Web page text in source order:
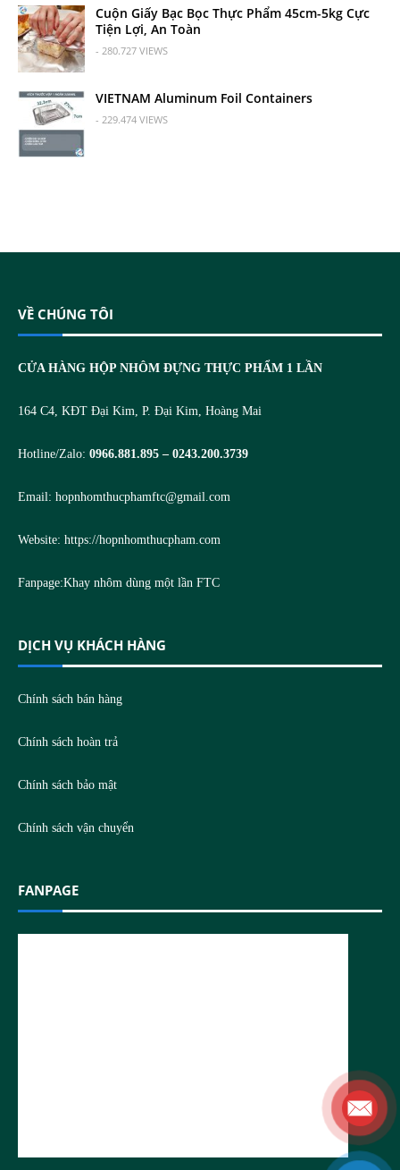
Cuộn Giấy Bạc Bọc Thực Phẩm 45cm-5kg Cực
Tiện Lợi, An Toàn
- 280.727 VIEWS
VIETNAM Aluminum Foil Containers
- 229.474 VIEWS
VỀ CHÚNG TÔI
CỬA HÀNG HỘP NHÔM ĐỰNG THỰC PHẨM 1 LẦN
164 C4, KĐT Đại Kim, P. Đại Kim, Hoàng Mai
Hotline/Zalo: 0966.881.895 – 0243.200.3739
Email: hopnhomthucphamftc@gmail.com
Website: https://hopnhomthucpham.com
Fanpage:Khay nhôm dùng một lần FTC
DỊCH VỤ KHÁCH HÀNG
Chính sách bán hàng
Chính sách hoàn trả
Chính sách bảo mật
Chính sách vận chuyển
FANPAGE